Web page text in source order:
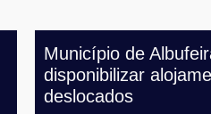
Município de
disponibilizar
deslocados